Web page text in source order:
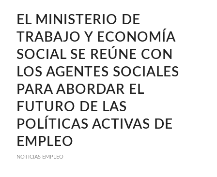
EL MINISTERIO DE
TRABAJO Y ECONOMÍA
SOCIAL SE REÚNE CON
LOS AGENTES SOCIALES
PARA ABORDAR EL
FUTURO DE LAS
POLÍTICAS ACTIVAS DE
EMPLEO
NOTICIAS EMPLEO